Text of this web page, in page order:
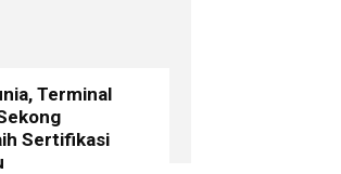
Terminal
Sertifikasi